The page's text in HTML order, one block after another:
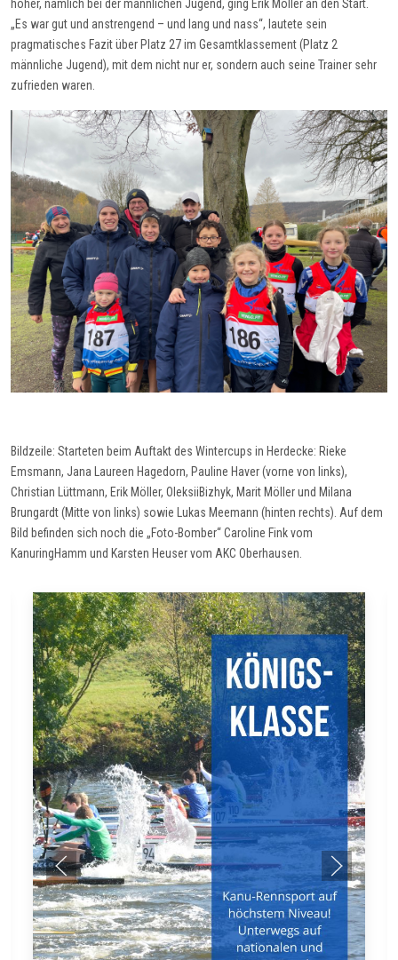
höher, nämlich bei der männlichen Jugend, ging Erik Möller an den Start.
„Es war gut und anstrengend – und lang und nass“, lautete sein
pragmatisches Fazit über Platz 27 im Gesamtklassement (Platz 2
männliche Jugend), mit dem nicht nur er, sondern auch seine Trainer sehr
zufrieden waren.
Bildzeile: Starteten beim Auftakt des Wintercups in Herdecke: Rieke
Emsmann, Jana Laureen Hagedorn, Pauline Haver (vorne von links),
Christian Lüttmann, Erik Möller, OleksiiBizhyk, Marit Möllerund Milana
Brungardt(Mitte von links) sowie Lukas Meemann (hinten rechts). Auf dem
Bild befinden sich noch die „Foto-Bomber“Caroline Finkvom
KanuringHamm und Karsten Heuservom AKC Oberhausen.